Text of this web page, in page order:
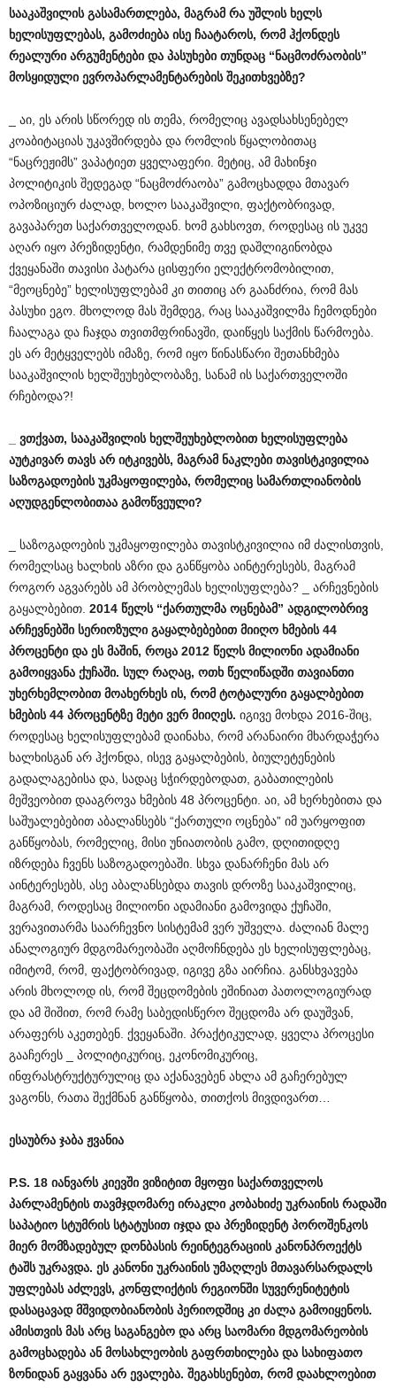
სააკაშვილის გასამართლება, მაგრამ რა უშლის ხელს
ხელისუფლებას, გამოძიება ისე ჩაატაროს, რომ ჰქონდეს
რეალური არგუმენტები და პასუხები თუნდაც “ნაცმოძრაობის”
მოსყიდული ევროპარლამენტარების შეკითხვებზე?
_ აი, ეს არის სწორედ ის თემა, რომელიც ავადსახსენებელ
კოაბიტაციას უკავშირდება და რომლის წყალობითაც
“ნაცრეჟიმს” ვაპატიეთ ყველაფერი. მეტიც, ამ მახინჯი
პოლიტიკის შედეგად “ნაცმოძრაობა” გამოცხადდა მთავარ
ოპოზიციურ ძალად, ხოლო სააკაშვილი, ფაქტობრივად,
გავაპარეთ საქართველოდან. ხომ გახსოვთ, როდესაც ის უკვე
აღარ იყო პრეზიდენტი, რამდენიმე თვე დაშლიგინობდა
ქვეყანაში თავისი პატარა ცისფერი ელექტრომობილით,
“მეოცნებე” ხელისუფლებამ კი თითიც არ გაანძრია, რომ მას
პასუხი ეგო. მხოლოდ მას შემდეგ, რაც სააკაშვილმა ჩემოდნები
ჩაალაგა და ჩაჯდა თვითმფრინავში, დაიწყეს საქმის წარმოება.
ეს არ მეტყველებს იმაზე, რომ იყო წინასწარი შეთანხმება
სააკაშვილის ხელშეუხებლობაზე, სანამ ის საქართველოში
რჩებოდა?!
ვთქვათ, სააკაშვილის ხელშეუხებლობით ხელისუფლება
აუტკივარ თავს არ იტკივებს, მაგრამ ნაკლები თავისტკივილია
საზოგადოების უკმაყოფილება, რომელიც სამართლიანობის
აღუდგენლობითაა გამოწვეული?
_ საზოგადოების უკმაყოფილება თავისტკივილია იმ ძალისთვის,
რომელსაც ხალხის აზრი და განწყობა აინტერესებს, მაგრამ
როგორ აგვარებს ამ პრობლემას ხელისუფლება? _ არჩევნების
გაყალბებით. 2014 წელს“ქართულმა ოცნებამ” ადგილობრივ
არჩევნებში სერიოზული გაყალბებებით მიიღო ხმების44
პროცენტი და ეს მაშინ, როცა 2012 წელს მილიონი ადამიანი
გამოიყვანა ქუჩაში. სულ რაღაც, ოთხ წელიწადში თავიანთი
უხერხემლობით მოახერხეს ის, რომ ტოტალური გაყალბებით
ხმების44 პროცენტზე მეტი ვერ მიიღეს. იგივე მოხდა 2016-შიც,
როდესაც ხელისუფლებამ დაინახა, რომ არანაირი მხარდაჭერა
ხალხისგან არ ჰქონდა, ისევ გაყალბების, ბიულეტენების
გადალაგებისა და, სადაც სჭირდებოდათ, გაბათილების
მეშვეობით დააგროვა ხმების 48 პროცენტი. აი, ამ ხერხებითა და
საშუალებებით აბალანსებს “ქართული ოცნება” იმ უარყოფით
განწყობას, რომელიც, მისი უნიათობის გამო, დღითიდღე
იზრდება ჩვენს საზოგადოებაში. სხვა დანარჩენი მას არ
აინტერესებს, ასე აბალანსებდა თავის დროზე სააკაშვილიც,
მაგრამ, როდესაც მილიონი ადამიანი გამოვიდა ქუჩაში,
ვერავითარმა საარჩევნო სისტემამ ვერ უშველა. ძალიან მალე
ანალოგიურ მდგომარეობაში აღმოჩნდება ეს ხელისუფლებაც,
იმიტომ, რომ, ფაქტობრივად, იგივე გზა აირჩია. განსხვავება
არის მხოლოდ ის, რომ შეცდომების ეშინიათ პათოლოგიურად
და ამ შიშით, რომ რამე საბედისწერო შეცდომა არ დაუშვან,
არაფერს აკეთებენ. ქვეყანაში. პრაქტიკულად, ყველა პროცესი
გააჩერეს _ პოლიტიკურიც, ეკონომიკურიც,
ინფრასტრუქტურულიც და აქანავებენ ახლა ამ გაჩერებულ
ვაგონს, რათა შექმნან განწყობა, თითქოს მივდივართ…
ესაუბრა ჯაბა ჟვანია
P.S. 18 იანვარს კიევში ვიზიტით მყოფი საქართველოს
პარლამენტის თავმჯდომარე ირაკლი კობახიძე უკრაინის რადაში
საპატიო სტუმრის სტატუსით იჯდა და პრეზიდენტ პოროშენკოს
მიერ მომზადებულ დონბასის რეინტეგრაციის კანონპროექტს
ტაშს უკრავდა. ეს კანონი უკრაინის უმაღლეს მთავარსარდალს
უფლებას აძლევს, კონფლიქტის რეგიონში სუვერენიტეტის
დასაცავად მშვიდობიანობის პერიოდშიც კი ძალა გამოიყენოს.
ამისთვის მას არც საგანგებო და არც საომარი მდგომარეობის
გამოცხადება ან მოსახლეობის გაფრთხილება და სახიფათო
ზონიდან გაყვანა არ ევალება. შეგახსენებთ, რომ დაახლოებით